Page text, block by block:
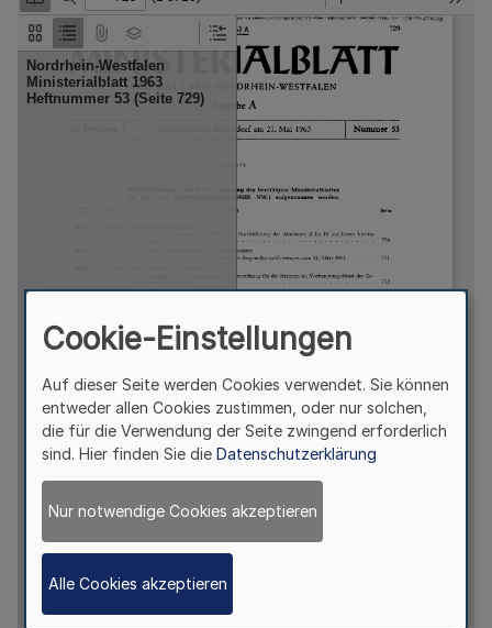
Cookie-Einstellungen
Auf dieser Seite werden Cookies verwendet. Sie können
entweder allen Cookies zustimmen, oder nur solchen,
die für die Verwendung der Seite zwingend erforderlich
sind. Hier finden Sie die Datenschutzerklärung
Nur notwendige Cookies akzeptieren
Alle Cookies akzeptieren